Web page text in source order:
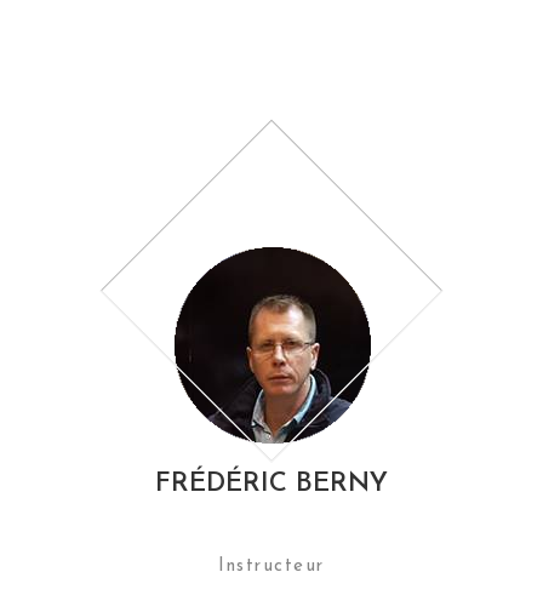
FRÉDÉRIC BERNY
Instructeur